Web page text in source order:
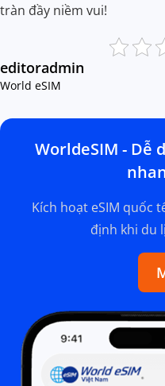
tràn đầy niềm vui!
editoradmin
World eSIM
WorldeSIM - Dễ
Kích hoạt eSIM quốc
định khi du